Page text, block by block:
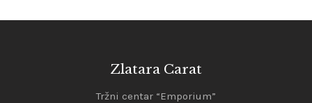
Zlatara Carat
Tržni centar “Emporium”